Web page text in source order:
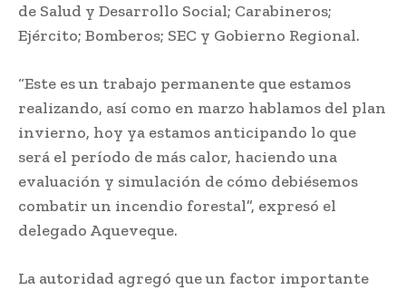
de Salud y Desarrollo Social; Carabineros;
Ejército; Bomberos; SEC y Gobierno Regional.
“Este es un trabajo permanente que estamos
realizando, así como en marzo hablamos del plan
invierno, hoy ya estamos anticipando lo que
será el período de más calor, haciendo una
evaluación y simulación de cómo debiésemos
combatir un incendio forestal”, expresó el
delegado Aqueveque.
La autoridad agregó que un factor importante